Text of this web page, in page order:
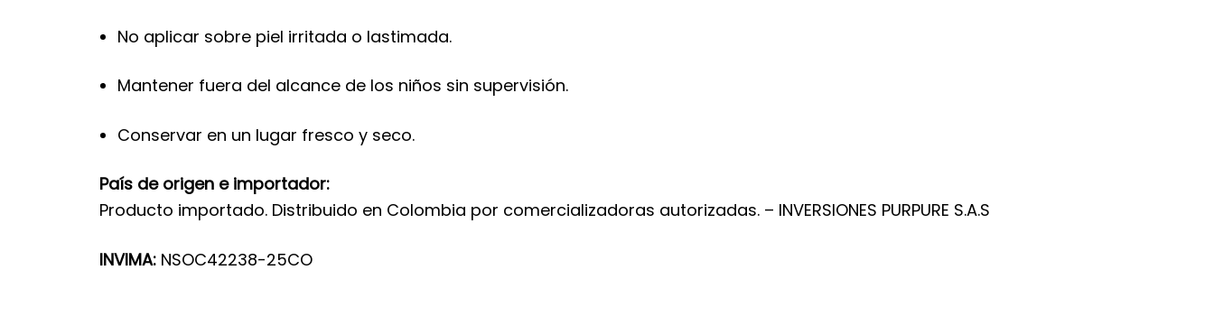
No aplicar sobre piel irritada o lastimada.
Mantener fuera del alcance de los niños sin supervisión.
Conservar en un lugar fresco y seco.
País de origen e importador:
Producto importado. Distribuido en Colombia por comercializadoras autorizadas. – INVERSIONES PURPURE S.A.S
INVIMA:NSOC42238-25CO